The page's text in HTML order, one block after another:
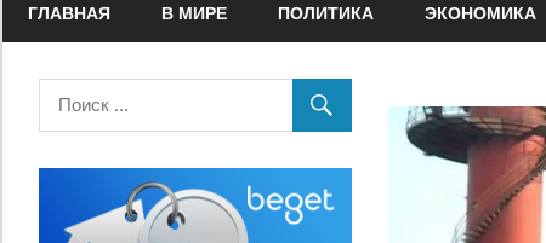
ГЛАВНАЯ В МИРЕ ПОЛИТИКА ЭКОНОМИКА